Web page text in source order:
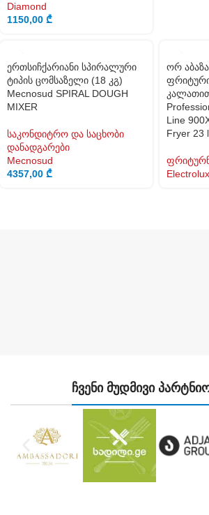
Diamond
1150,00 ₾
ერთსიჩქარიანი სპირალური
ტიპის ცომსაზელი (18 კგ)
Mecnosud SPIRAL DOUGH
MIXER
საკონდიტრო და საცხობი
დანადგარები
Mecnosud
4357,00 ₾
ორ
Line
Fryer 23
ჩვენი მუდმივი